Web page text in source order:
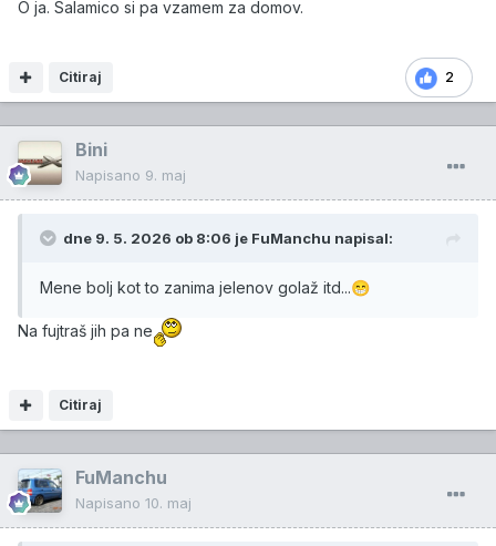
O ja. Salamico si pa vzamem za domov.
2
Citiraj
Bini
Napisano 9. maj
dne 9. 5. 2026 ob 8:06 je FuManchu napisal:
Mene bolj kot to zanima jelenov golaž itd...😁
Na fujtraš jih pa ne
Citiraj
FuManchu
Napisano 10. maj